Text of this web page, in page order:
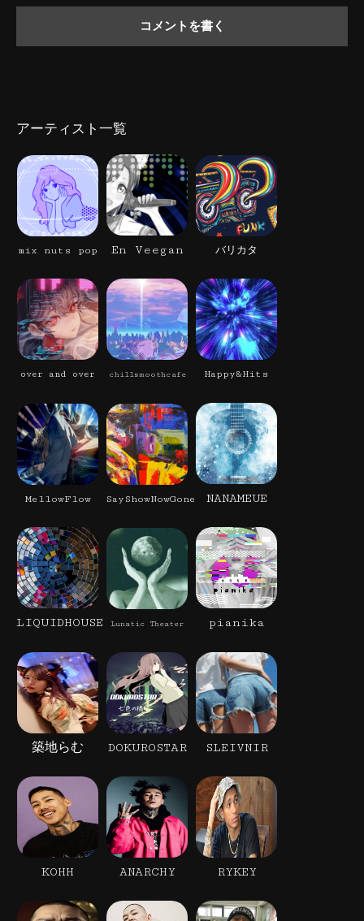
アーティスト一覧
mix nuts pop En Veegan バリカタ
over and over chillsmoothcafe Happy&Hits
MellowFlow SayShowNowGone NANAMEUE
LIQUIDHOUSE Lunatic Theater pianika
築地らむ DOKUROSTAR SLEIVNIR
KOHH ANARCHY RYKEY